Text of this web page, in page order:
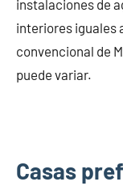
instalaciones de
interiores iguales
convencional de
puede variar.
Casas